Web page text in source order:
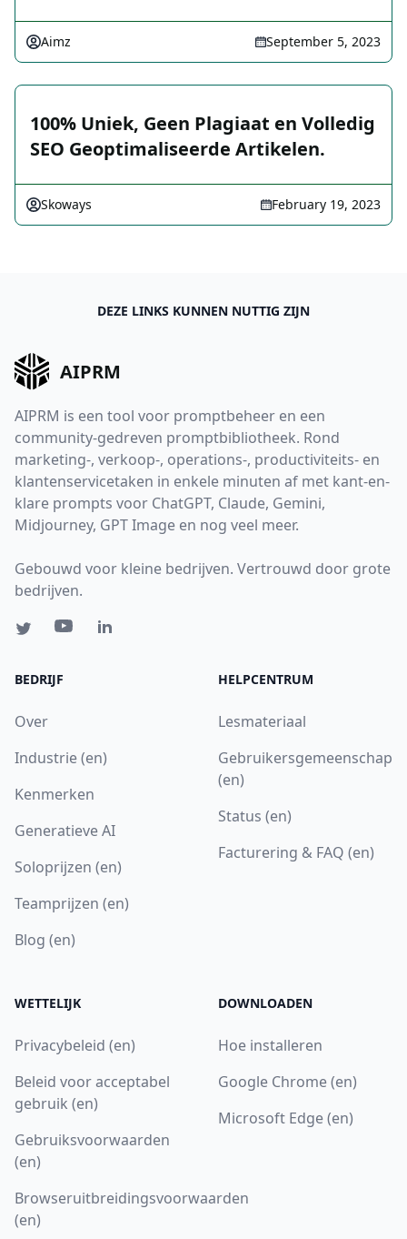
Aimz September 5, 2023
100% Uniek, Geen Plagiaat en Volledig
SEO Geoptimaliseerde Artikelen.
Skoways February 19, 2023
DEZE LINKS KUNNEN NUTTIG ZIJN
AIPRM
AIPRM is een tool voor promptbeheer en een
community-gedreven promptbibliotheek. Rond
marketing-, verkoop-, operations-, productiviteits- en
klantenservicetaken in enkele minuten af met kant-en-
klare prompts voor ChatGPT, Claude, Gemini,
Midjourney, GPT Image en nog veel meer.
Gebouwd voor kleine bedrijven. Vertrouwd door grote
bedrijven.
BEDRIJF
Over
Industrie (en)
Kenmerken
Generatieve AI
Soloprijzen (en)
Teamprijzen (en)
Blog (en)
HELPCENTRUM
Lesmateriaal
Gebruikersgemeenschap
(en)
Status (en)
Facturering & FAQ (en)
WETTELIJK
Privacybeleid (en)
Beleid voor acceptabel
gebruik (en)
Gebruiksvoorwaarden
(en)
Browseruitbreidingsvoorwaarden
(en)
DOWNLOADEN
Hoe installeren
Google Chrome (en)
Microsoft Edge (en)